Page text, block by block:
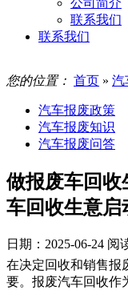
公司简介
联系我们
联系我们
您的位置： 首页 » 汽
汽车报废政策
汽车报废知识
汽车报废问答
做报废车回收
车回收生意启
日期：2025-06-24 阅
在决定回收和销售报
要。报废汽车回收作